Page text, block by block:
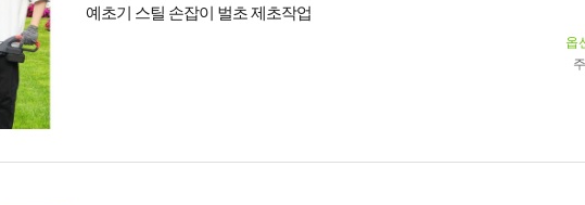
예초기 스틸 손잡이 벌초 제초작업
옵